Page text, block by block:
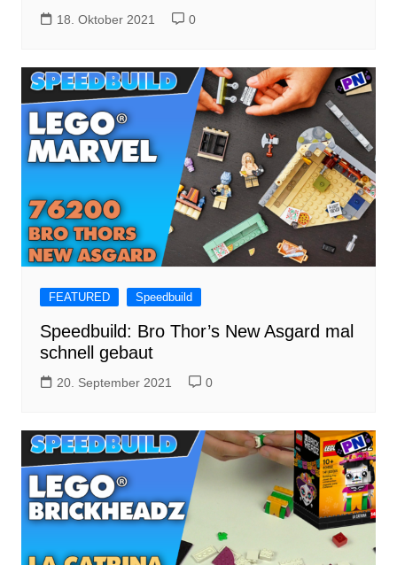
18. Oktober 2021 0
FEATURED Speedbuild
Speedbuild: Bro Thor’s New Asgard mal
schnell gebaut
20. September 2021 0